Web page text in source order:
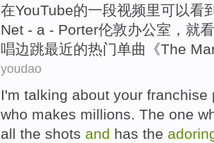
在YouTube的一段视频里可以看
Net - a - Porter伦敦办公室 ，就
唱边跳最近的热门单曲《The
youdao
I'm talking about your franchise
who makes millions. The one
all the shots and has the